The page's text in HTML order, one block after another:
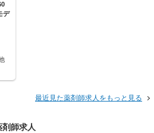
デ
最近見た薬剤師求人をもっと見る
師求人